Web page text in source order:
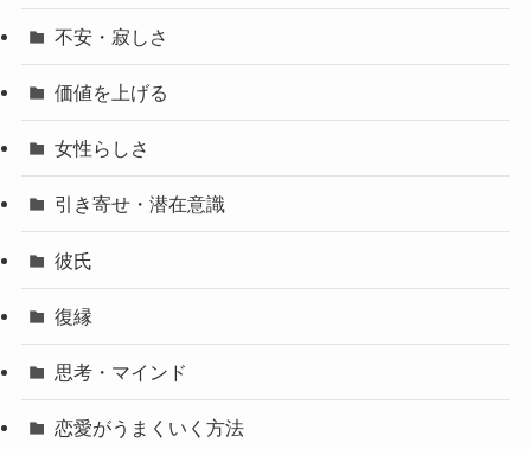
不安・寂しさ
価値を上げる
女性らしさ
引き寄せ・潜在意識
彼氏
復縁
思考・マインド
恋愛がうまくいく方法